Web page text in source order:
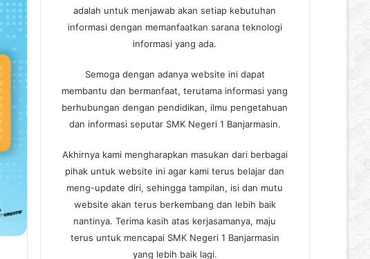
adalah untuk menjawab akan setiap kebutuhan
informasi dengan memanfaatkan sarana teknologi
informasi yang ada.
Semoga dengan adanya website ini dapat
membantu dan bermanfaat, terutama informasi yang
berhubungan dengan pendidikan, ilmu pengetahuan
dan informasi seputar SMK Negeri 1 Banjarmasin.
Akhirnya kami mengharapkan masukan dari berbagai
pihak untuk website ini agar kami terus belajar dan
meng-update diri, sehingga tampilan, isi dan mutu
website akan terus berkembang dan lebih baik
nantinya. Terima kasih atas kerjasamanya, maju
terus untuk mencapai SMK Negeri 1 Banjarmasin
yang lebih baik lagi.